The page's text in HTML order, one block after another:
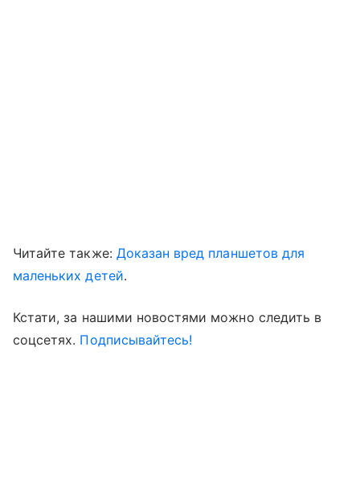
Читайте также: Доказан вред планшетов для
маленьких детей.
Кстати, за нашими новостями можно следить в
соцсетях. Подписывайтесь!